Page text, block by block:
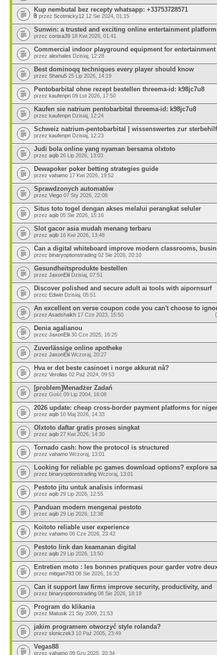
Kup nembutal bez recepty whatsapp: +33753728571
przez Scotmicky12 12 Sie 2024, 01:15
Sunwin: a trusted and exciting online entertainment platform
przez conixa39 18 Kwi 2026, 01:41
Commercial indoor playground equipment for entertainment
przez alexhales Dzisiaj, 12:28
Best dominoqq techniques every player should know
przez Shanu5 25 Lip 2026, 14:19
Pentobarbital ohne rezept bestellen threema-id: k98jc7u8
przez kaufenpn 09 Lut 2026, 17:50
Kaufen sie natrium pentobarbital threema-id: k98jc7u8
przez kaufenpn Dzisiaj, 12:24
Schweiz natrium-pentobarbital | wissenswertes zur sterbehilf
przez kaufenpn Dzisiaj, 12:23
Judi bola online yang nyaman bersama olxtoto
przez aqib 26 Lip 2026, 13:03
Dewapoker poker betting strategies guide
przez vahamo 17 Kwi 2026, 19:52
Sprawdzonych automatów
przez Viego 07 Sty 2026, 22:08
Situs toto togel dengan akses melalui perangkat seluler
przez aqib 05 Sie 2026, 15:16
Slot gacor asia mudah menang terbaru
przez aqib 16 Kwi 2026, 13:48
Can a digital whiteboard improve modern classrooms,
przez binaryoptionstrading 02 Sie 2026, 20:10
Gesundheitsprodukte bestellen
przez JaxonElii Dzisiaj, 07:51
Discover polished and secure adult ai tools with aipornsurf
przez Edwin Dzisiaj, 05:51
An excellent on verse coupon code you can't choose to
przez Asadshaikh 17 Cze 2023, 15:50
Denia agalianou
przez JaxonElii 30 Cze 2025, 16:25
Zuverlässige online apotheke
przez JaxonElii Wczoraj, 20:27
Hva er det beste casinoet i norge akkurat nå?
przez Verollas 02 Paź 2024, 09:53
[problem]Menadżer Zadań
przez Gość 09 Lip 2004, 16:08
2026 update: cheap cross‑border payment platforms for
przez aqib 10 Maj 2026, 14:33
Olxtoto daftar gratis proses singkat
przez aqib 27 Kwi 2026, 14:30
Tornado cash: how the protocol is structured
przez vahamo Wczoraj, 13:01
Looking for reliable pc games download options? explore
przez binaryoptionstrading Wczoraj, 13:01
Pestoto jitu untuk analisis informasi
przez aqib 29 Lip 2026, 12:55
Panduan modern mengenai pestoto
przez aqib 29 Lip 2026, 12:38
Koitoto reliable user experience
przez vahamo 06 Cze 2026, 23:42
Pestoto link dan keamanan digital
przez aqib 29 Lip 2026, 13:50
Entretien moto : les bonnes pratiques pour garder votre
przez mitigan793 08 Sie 2026, 16:33
Can it support law firms improve security, productivity, and
przez binaryoptionstrading 08 Sie 2026, 18:19
Program do klikania
przez Matusik 21 Sty 2009, 21:53
jakim programem otworzyć style rolanda?
przez sloniczek3 10 Paź 2005, 23:49
Vegas88
przez vahamo 09 Gru 2025, 20:34